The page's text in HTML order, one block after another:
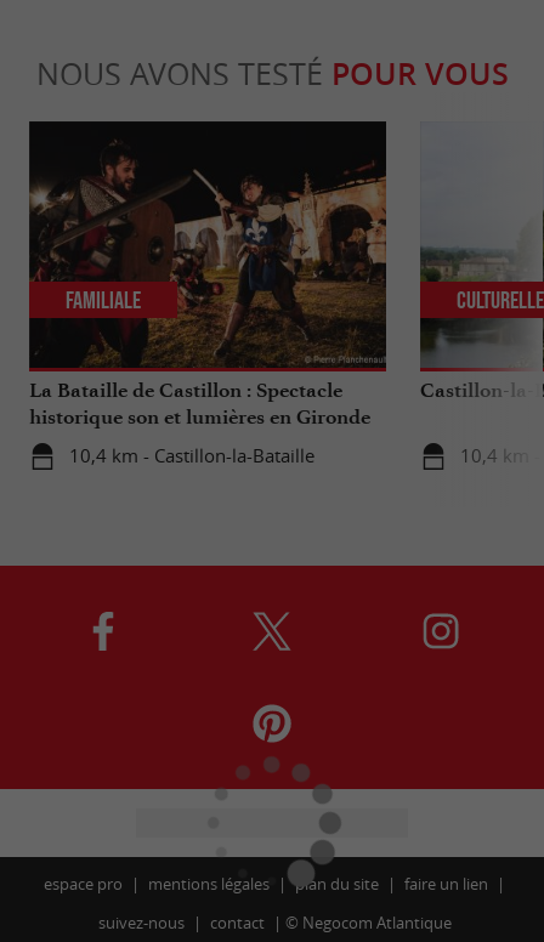
NOUS AVONS TESTÉ POUR VOUS
La Bataille de Castillon : Spectacle
historique son et lumières en Gironde
10,4 km - Castillon-la-Bataille
Familiale
Castillon-la-
10,4 km
Culturelle
espace pro mentions légales plan du site
faire un lien
suivez-nous
contact © Negocom Atlantique